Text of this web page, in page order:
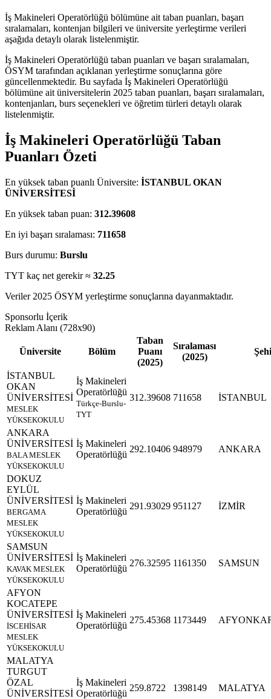
İş Makineleri Operatörlüğü bölümüne ait taban puanları, başarı
sıralamaları, kontenjan bilgileri ve üniversite yerleştirme verileri
aşağıda detaylı olarak listelenmiştir.
İş Makineleri Operatörlüğü taban puanları ve başarı sıralamaları,
ÖSYM tarafından açıklanan yerleştirme sonuçlarına göre
güncellenmektedir. Bu sayfada İş Makineleri Operatörlüğü
bölümüne ait üniversitelerin 2025 taban puanları, başarı sıralamaları,
kontenjanları, burs seçenekleri ve öğretim türleri detaylı olarak
listelenmiştir.
İş Makineleri Operatörlüğü Taban
Puanları Özeti
En yüksek taban puanlı Üniversite: İSTANBUL OKAN
ÜNİVERSİTESİ
En yüksek taban puan: 312.39608
En iyi başarı sıralaması: 711658
Burs durumu: Burslu
TYT kaç net gerekir ≈ 32.25
Veriler 2025 ÖSYM yerleştirme sonuçlarına dayanmaktadır.
Sponsorlu İçerik
Reklam Alanı (728x90)
Üniversite Bölüm
Taban
Puanı
(2025)
Sıralaması
(2025)
İSTANBUL
OKAN
ÜNİVERSİTESİ
MESLEK
YÜKSEKOKULU
İş Makineleri
Operatörlüğü
Türkçe-Burslu-
TYT
312.39608 711658 İSTANBUL
ANKARA
ÜNİVERSİTESİ
BALA MESLEK
YÜKSEKOKULU
İş Makineleri
Operatörlüğü
292.10406 948979 ANKARA
DOKUZ
EYLÜL
ÜNİVERSİTESİ
BERGAMA
MESLEK
YÜKSEKOKULU
İş Makineleri
Operatörlüğü
291.93029 951127 İZMİR
SAMSUN
ÜNİVERSİTESİ
KAVAK MESLEK
YÜKSEKOKULU
İş Makineleri
Operatörlüğü
276.32595 1161350 SAMSUN
AFYON
KOCATEPE
ÜNİVERSİTESİ
İSCEHİSAR
MESLEK
YÜKSEKOKULU
İş Makineleri
Operatörlüğü
275.45368 1173449
MALATYA
TURGUT
ÖZAL
ÜNİVERSİTESİ
İş Makineleri
Operatörlüğü
259.8722 1398149 MALATYA